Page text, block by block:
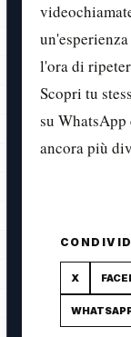
l'ora di
Scopri tu
su
ancora più
X